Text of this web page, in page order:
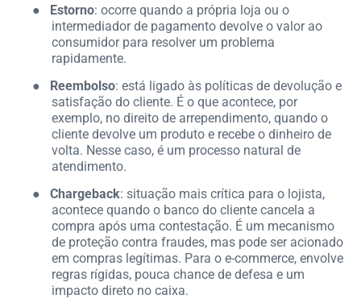
●
Estorno: ocorre quando a própria loja ou o
intermediador de pagamento devolve o valor ao
consumidor para resolver um problema
rapidamente.
●
Reembolso: está ligado às políticas de devolução e
satisfação do cliente. É o que acontece, por
exemplo, no direito de arrependimento, quando o
cliente devolve um produto e recebe o dinheiro de
volta. Nesse caso, é um processo natural de
atendimento.
●
Chargeback: situação mais crítica para o lojista,
acontece quando o banco do cliente cancela a
compra após uma contestação. É um mecanismo
de proteção contra fraudes, mas pode ser acionado
em compras legítimas. Para o e-commerce, envolve
regras rígidas, pouca chance de defesa e um
impacto direto no caixa.